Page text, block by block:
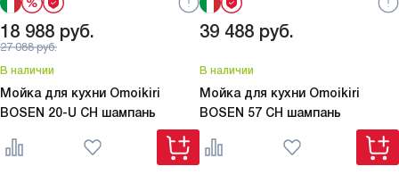
18 988 руб.
27 088руб.
В наличии
Мойка для кухни Omoikiri
BOSEN 20-U CH шампань
39 488 руб.
В наличии
Мойка для кухни Omoikiri
BOSEN 57 CH шампань